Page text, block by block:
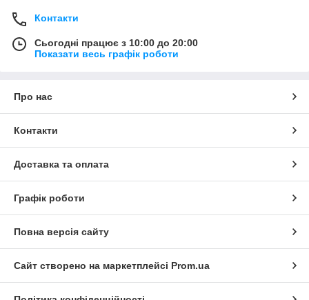
Контакти
Сьогодні працює з 10:00 до 20:00
Показати весь графік роботи
Про нас
Контакти
Доставка та оплата
Графік роботи
Повна версія сайту
Сайт створено на маркетплейсі Prom.ua